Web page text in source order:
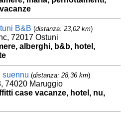
B&B (distanza: 23,02 km)
72017 Ostuni
alberghi, b&b, hotel,
suennu (distanza: 28,36 km)
74020 Maruggio
case vacanze, hotel, nu,